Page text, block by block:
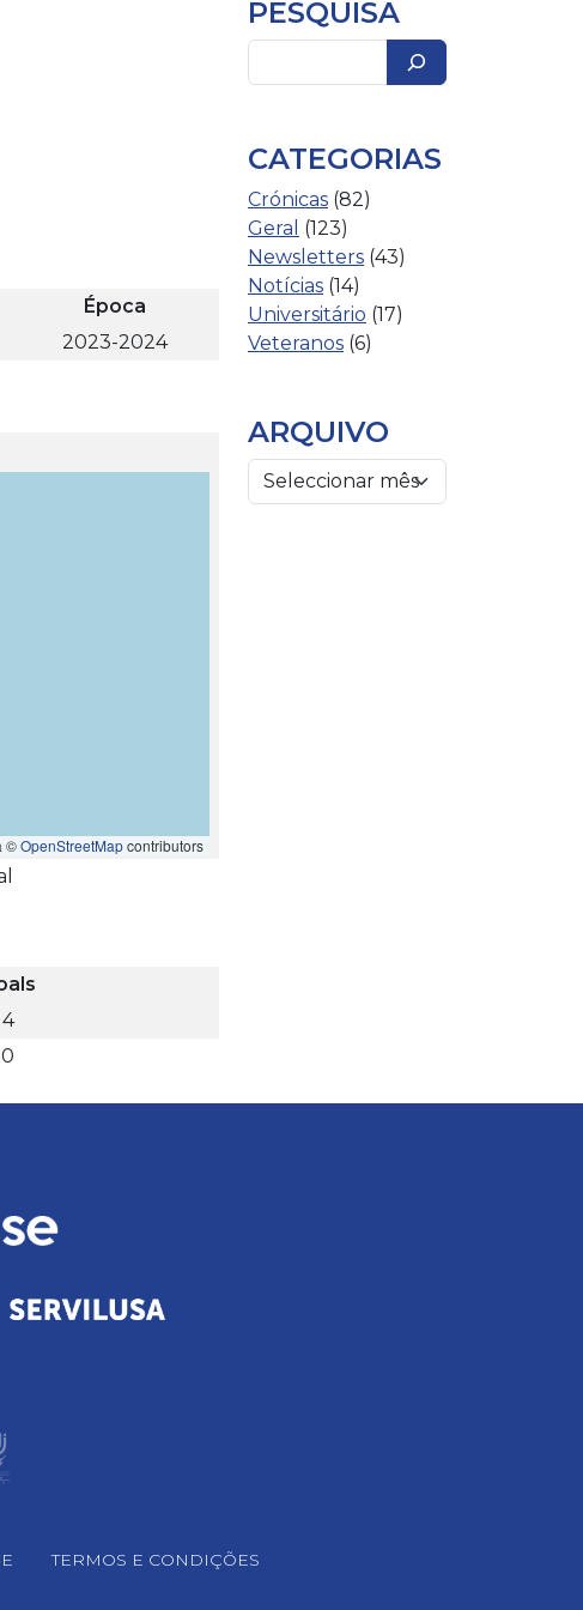
Época
2023-2024
©OpenStreetMapcontributors
4
0
PESQUISA
CATEGORIAS
Crónicas (82)
Geral (123)
Newsletters (43)
Notícias (14)
Universitário (17)
Veteranos (6)
ARQUIVO
TERMOS E CONDIÇÕES